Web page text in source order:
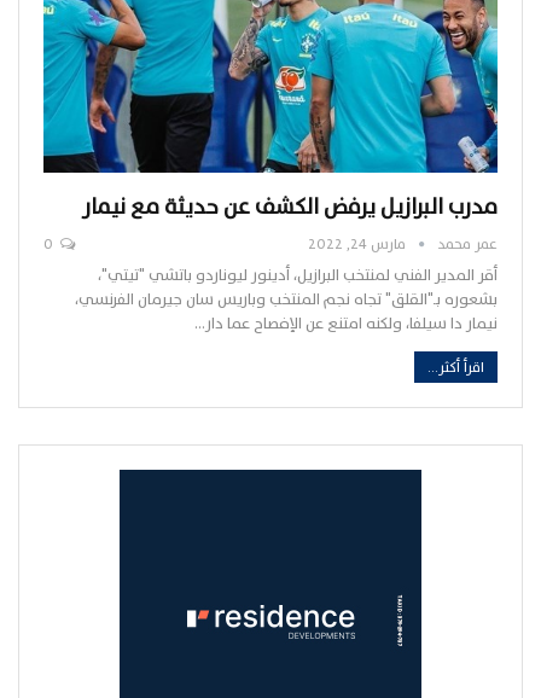
مدرب البرازيل يرفض الكشف عن حديثة مع نيمار
عمر محمد مارس 24, 2022
أقر المدير الفني لمنتخب البرازيل، أدينور ليوناردو باتشي "تيتي"،
بشعوره بـ"القلق" تجاه نجم المنتخب وباريس سان جيرمان الفرنسي،
نيمار دا سيلفا، ولكنه امتنع عن الإفصاح عما دار…
اقرأ أكثر...